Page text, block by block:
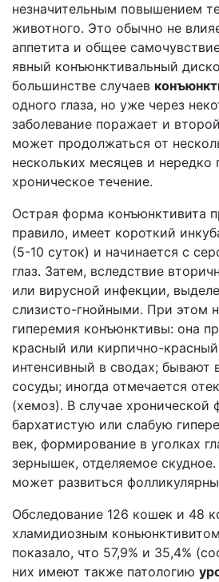
незначительным повышением
животного. Это обычно не
аппетита и общее
явный конъюнктивальный
большинстве случаев
одного глаза, но уже через
заболевание поражает и
может продолжаться от
нескольких месяцев и нередко
хроническое течение.
Острая форма конъюнктивита
правило, имеет короткий
(5-10 суток) и начинается с
глаз. Затем, вследствие
или вирусной инфекции,
слизисто-гнойными. При этом
гиперемия конъюнктивы: она
красный или кирпично-
интенсивный в сводах; бывают
сосуды; иногда отмечается
(хемоз). В случае
бархатистую или слабую
век, формирование в уголках
зернышек, отделяемое
может развиться
Обследование 126 кошек и 48
хламидиозным
показало, что 57,9% и 35,4%
них имеют также патологию